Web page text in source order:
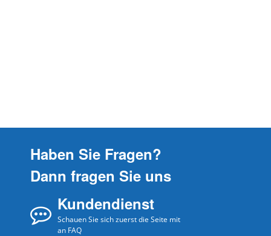
Haben Sie Fragen?
Dann fragen Sie uns
Kundendienst
Schauen Sie sich zuerst die Seite mit
an FAQ